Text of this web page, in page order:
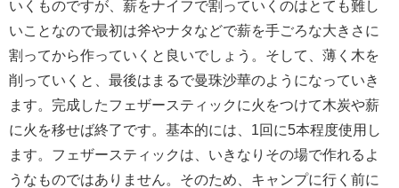
いくものですが、薪をナイフで割っていくのはとても難し
いことなので最初は斧やナタなどで薪を手ごろな大きさに
割ってから作っていくと良いでしょう。そして、薄く木を
削っていくと、最後はまるで曼珠沙華のようになっていき
ます。完成したフェザースティックに火をつけて木炭や薪
に火を移せば終了です。基本的には、1回に5本程度使用し
ます。フェザースティックは、いきなりその場で作れるよ
うなものではありません。そのため、キャンプに行く前に